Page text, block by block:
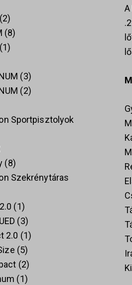
2
8
1
3
2
Sportpisztolyok
8
Szekrénytáras
1
3
2.0 1
5
2
1